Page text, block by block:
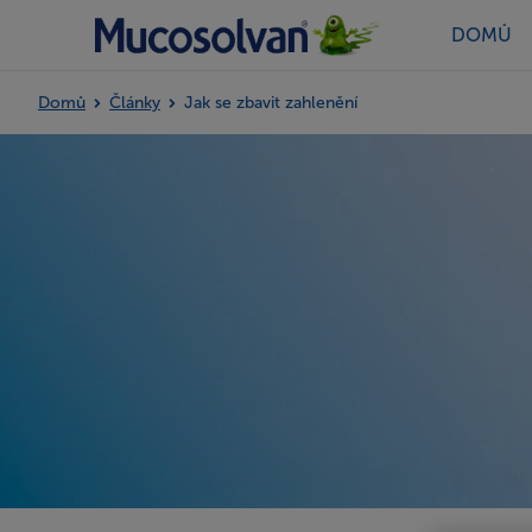
DOMŮ
Domů Články Jak se zbavit zahlenění